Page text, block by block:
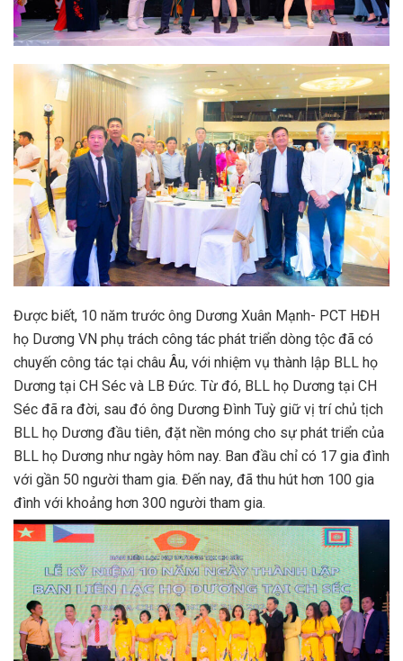
Được biết, 10 năm trước ông Dương Xuân Mạnh- PCT HĐH
họ Dương VN phụ trách công tác phát triển dòng tộc đã có
chuyến công tác tại châu Âu, với nhiệm vụ thành lập BLL họ
Dương tại CH Séc và LB Đức. Từ đó, BLL họ Dương tại CH
Séc đã ra đời, sau đó ông Dương Đình Tuỳ giữ vị trí chủ tịch
BLL họ Dương đầu tiên, đặt nền móng cho sự phát triển của
BLL họ Dương như ngày hôm nay. Ban đầu chỉ có 17 gia đình
với gần 50 người tham gia. Đến nay, đã thu hút hơn 100 gia
đình với khoảng hơn 300 người tham gia.